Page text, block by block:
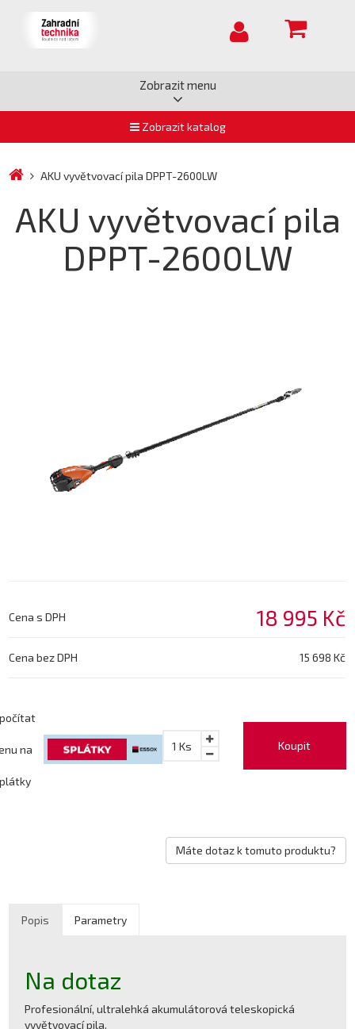
Zobrazit menu
Zobrazit katalog
AKU vyvětvovací pila DPPT-2600LW
AKU vyvětvovací pila
DPPT-2600LW
Cena s DPH 18 995 Kč
Cena bez DPH 15 698 Kč
Koupit
1 Ks
na
Máte dotaz k tomuto produktu?
Popis Parametry
Na dotaz
Profesionální, ultralehká akumulátorová teleskopická
vyvětvovací pila.